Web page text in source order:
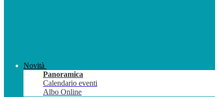
Novità
Panoramica
Calendario eventi
Albo Online